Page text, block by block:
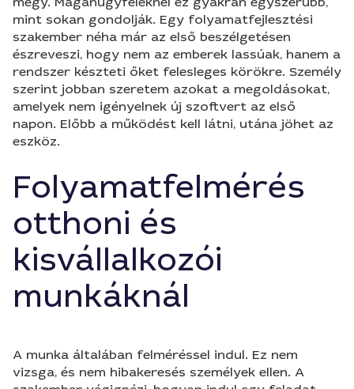
mint sokan gondolják. Egy folyamatfejlesztési
szakember néha már az első beszélgetésen
észreveszi, hogy nem az emberek lassúak, hanem a
rendszer készteti őket felesleges körökre. Személy
szerint jobban szeretem azokat a megoldásokat,
amelyek nem igényelnek új szoftvert az első
napon. Előbb a működést kell látni, utána jöhet az
eszköz.
Folyamatfelmérés
otthoni és
kisvállalkozói
munkáknál
A munka általában felméréssel indul. Ez nem
vizsga, és nem hibakeresés személyek ellen. A